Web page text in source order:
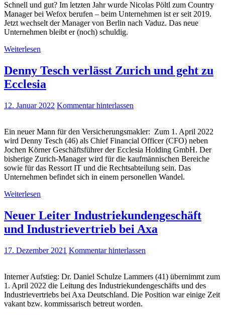
Schnell und gut? Im letzten Jahr wurde Nicolas Pöltl zum Country
Manager bei Wefox berufen – beim Unternehmen ist er seit 2019.
Jetzt wechselt der Manager von Berlin nach Vaduz. Das neue
Unternehmen bleibt er (noch) schuldig.
Weiterlesen
Denny Tesch verlässt Zurich und geht zu
Ecclesia
12. Januar 2022 Kommentar hinterlassen
Ein neuer Mann für den Versicherungsmakler: Zum 1. April 2022
wird Denny Tesch (46) als Chief Financial Officer (CFO) neben
Jochen Körner Geschäftsführer der Ecclesia Holding GmbH. Der
bisherige Zurich-Manager wird für die kaufmännischen Bereiche
sowie für das Ressort IT und die Rechtsabteilung sein. Das
Unternehmen befindet sich in einem personellen Wandel.
Weiterlesen
Neuer Leiter Industriekundengeschäft
und Industrievertrieb bei Axa
17. Dezember 2021 Kommentar hinterlassen
Interner Aufstieg: Dr. Daniel Schulze Lammers (41) übernimmt zum
1. April 2022 die Leitung des Industriekundengeschäfts und des
Industrievertriebs bei Axa Deutschland. Die Position war einige Zeit
vakant bzw. kommissarisch betreut worden.